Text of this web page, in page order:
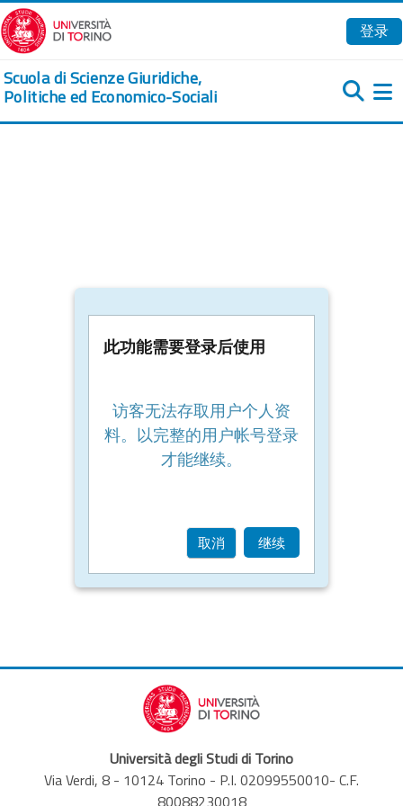
跳到主要内容
登录
Scuola di Scienze Giuridiche,
Politiche ed Economico-Sociali
此功能需要登录后使用
访客无法存取用户个人资
料。以完整的用户帐号登录
才能继续。
取消 继续
Università degli Studi di Torino
Via Verdi, 8 - 10124 Torino - P.I. 02099550010- C.F.
80088230018